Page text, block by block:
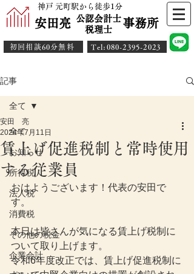
神戸 元町駅から徒歩1分
安田亮 事務所
公認会計士
​税理士
初回相談60分無料 ​Tel:080-2395-2023
記事
全て
お知らせ
所得税
法人税
消費税
その他の税金
企業会計
全て
賃上げ促進税制と常時使用
する従業員
安田 亮
2024年7月11日
おはようございます！代表の安田で
す。
本日は皆さんが気になる賃上げ税制に
ついて取り上げます。
令和6年度改正では、賃上げ促進税制に